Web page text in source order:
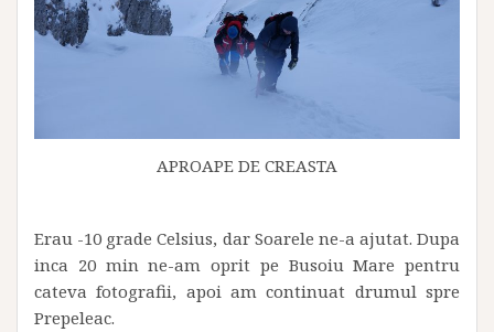
APROAPE DE CREASTA
Erau -10 grade Celsius, dar Soarele ne-a ajutat. Dupa
inca 20 min ne-am oprit pe Busoiu Mare pentru
cateva fotografii, apoi am continuat drumul spre
Prepeleac.